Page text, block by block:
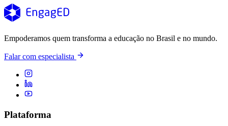
Empoderamos quem transforma a educação no Brasil e no mundo.
Falar com especialista
Plataforma